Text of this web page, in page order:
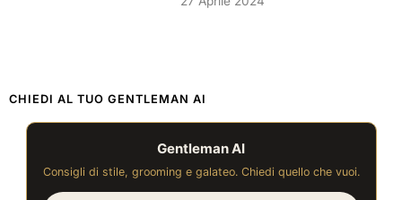
CHIEDI AL TUO GENTLEMAN AI
Gentleman AI
Consigli di stile, grooming e galateo. Chiedi quello che vuoi.